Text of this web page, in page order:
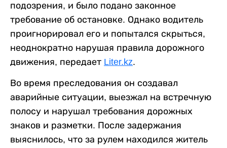
подозрения, и было подано законное
требование об остановке. Однако водитель
проигнорировал его и попытался скрыться,
неоднократно нарушая правила дорожного
движения, передает Liter.kz.
Во время преследования он создавал
аварийные ситуации, выезжал на встречную
полосу и нарушал требования дорожных
знаков и разметки. После задержания
выяснилось, что за рулем находился житель